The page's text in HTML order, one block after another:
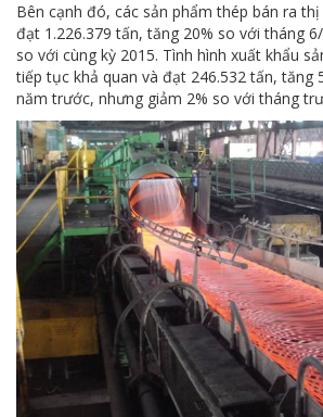
Bên cạnh đó, các sản phẩm thép bán ra
đạt 1.226.379 tấn, tăng 20% so với tháng
so với cùng kỳ 2015. Tình hình xuất khẩu
tiếp tục khả quan và đạt 246.532 tấn, tăng
năm trước, nhưng giảm 2% so với tháng